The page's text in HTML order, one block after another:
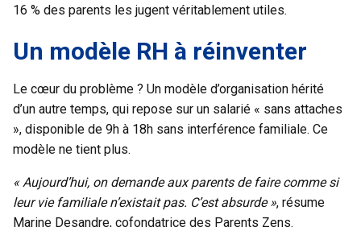
16 % des parents les jugent véritablement utiles.
Un modèle RH à réinventer
Le cœur du problème ? Un modèle d’organisation hérité
d’un autre temps, qui repose sur un salarié « sans attaches
», disponible de 9h à 18h sans interférence familiale. Ce
modèle ne tient plus.
« Aujourd’hui, on demande aux parents de faire comme si
leur vie familiale n’existait pas. C’est absurde », résume
Marine Desandre, cofondatrice des Parents Zens.